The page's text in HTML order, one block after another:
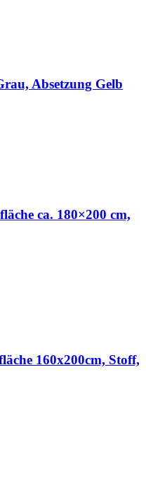
Absetzung Gelb
ca. 180×200 cm,
160x200cm, Stoff,